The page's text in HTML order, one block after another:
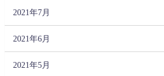
2021年7月
2021年6月
2021年5月